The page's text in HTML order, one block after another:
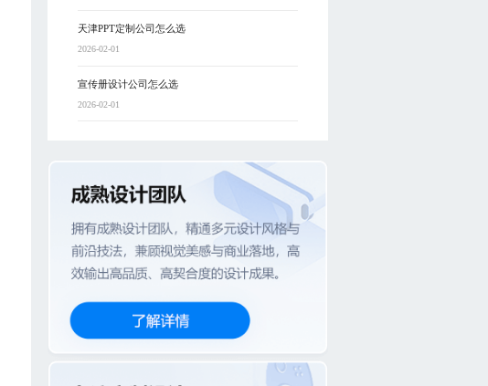
天津PPT定制公司怎么选
2026-02-01
宣传册设计公司怎么选
2026-02-01